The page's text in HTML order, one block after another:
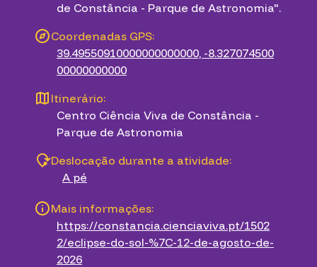
de Constância - Parque de Astronomia".
Coordenadas GPS:
39.49550910000000000000, -8.327074500
00000000000
Itinerário:
Centro Ciência Viva de Constância -
Parque de Astronomia
Deslocação durante a atividade:
A pé
Mais informações:
https://constancia.cienciaviva.pt/1502
2/eclipse-do-sol-%7C-12-de-agosto-de-
2026